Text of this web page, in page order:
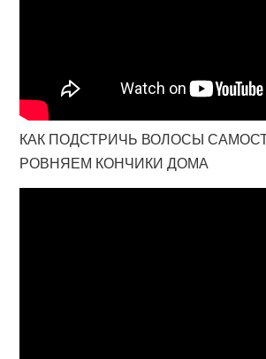
КАК ПОДСТРИЧЬ ВОЛОСЫ
РОВНЯЕМ КОНЧИКИ ДОМА